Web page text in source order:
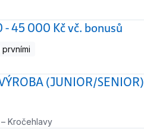
45 000 Kč vč. bonusů
(JUNIOR/SENIOR)
Kročehlavy